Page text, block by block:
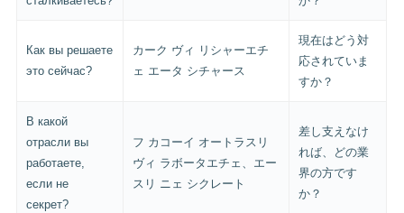
Как вы решаете
это сейчас?
カーク ヴィ リシャーエチ
ェ エータ シチャース
現在はどう対
応されていま
すか？
В какой
отрасли вы
работаете,
если не
секрет?
フ カコーイ オートラスリ
ヴィ ラボータエチェ、エー
スリ ニェ シクレート
差し支えなけ
れば、どの業
界の方です
か？